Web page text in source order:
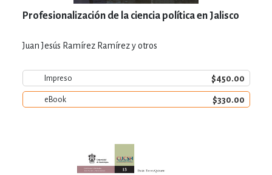
Profesionalización de la ciencia política en Jalisco
Juan Jesús Ramírez Ramírez y otros
Impreso $450.00
eBook $330.00